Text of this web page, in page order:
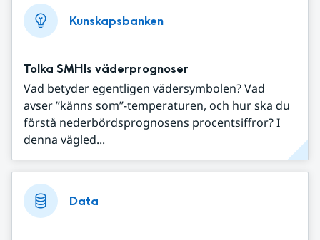
Kunskapsbanken
Tolka SMHIs väderprognoser
Vad betyder egentligen vädersymbolen? Vad
avser ”känns som”-temperaturen, och hur ska du
förstå nederbördsprognosens procentsiffror? I
denna vägled...
Data